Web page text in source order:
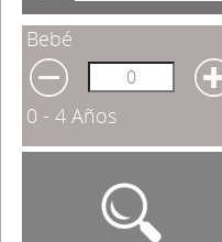
Bebé
0 - 4 Años